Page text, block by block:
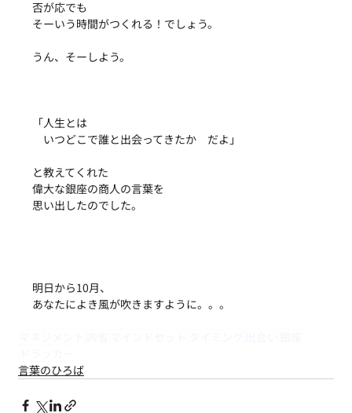
否が応でも
そーいう時間がつくれる！でしょう。
うん、そーしよう。
「人生とは
いつどこで誰と出会ってきたか　だよ」
と教えてくれた
偉大な銀座の商人の言葉を
思い出したのでした。
明日から10月、
あなたによき風が吹きますように。。。
言葉のひろば